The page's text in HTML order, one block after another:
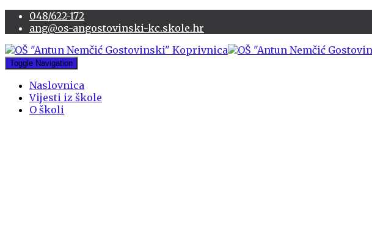
048/622-172
ang@os-angostovinski-kc.skole.hr
Toggle Navigation
Naslovnica
Vijesti iz škole
O školi